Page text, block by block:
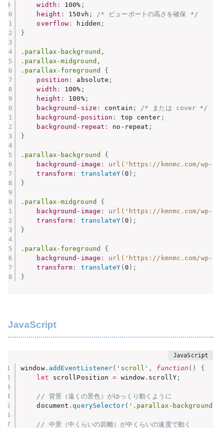
width : 100% ;
height : 150vh ;
/* ビューポートの高さを確保 */
overflow : hidden ;
}
.parallax-background,
.parallax-midground,
.parallax-foreground
{
position : absolute ;
width : 100% ;
height : 100%;
background-size : contain ;
/* または cover */
background-position : top center ;
background-repeat : no-repeat ;
}
.parallax-background
{
background-image :
url('https://kmnmc.com/wp-
transform : translateY ( 0 ) ;
}
.parallax-midground
{
background-image :
url('https://kmnmc.com/wp-
transform : translateY ( 0 ) ;
}
.parallax-foreground
{
background-image :
url('https://kmnmc.com/wp-
transform : translateY ( 0 ) ;
}
JavaScript
window. addEventListener( 'scroll' , function ( )
{
let scrollPosition = window . scrollY;
// 背景（遠くの景色）がゆっくり動くように
    document
.querySelector( '.parallax-background'
// 中景（中くらいの距離）が中くらいの速度で動く